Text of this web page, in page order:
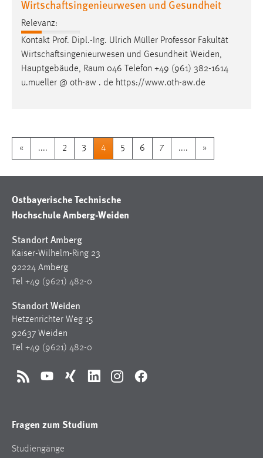
Wirtschaftsingenieurwesen und Gesundheit
Relevanz:
Kontakt Prof. Dipl.-Ing. Ulrich Müller Professor Fakultät
Wirtschaftsingenieurwesen und Gesundheit Weiden,
Hauptgebäude, Raum 046 Telefon +49 (961) 382-1614
u.mueller @ oth-aw . de https://www.oth-aw.de
« .... 2 3 4 5 6 7 .... »
Ostbayerische Technische
Hochschule Amberg-Weiden
Standort Amberg
Kaiser-Wilhelm-Ring 23
92224 Amberg
Tel +49 (9621) 482-0
Standort Weiden
Hetzenrichter Weg 15
92637 Weiden
Tel +49 (9621) 482-0
RSS YouTubeXing LinkedInInstagramFacebook
Fragen zum Studium
Studiengänge